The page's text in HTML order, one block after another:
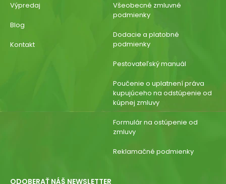
Výpredaj
Blog
Kontakt
Všeobecné zmluvné
podmienky
Dodacie a platobné
podmienky
Pestovateľský manuál
Poučenie o uplatnení práva
kupujúceho na odstúpenie od
kúpnej zmluvy
Formulár na ostúpenie od
zmluvy
Reklamačné podmienky
ODOBERAŤ NÁŠ NEWSLETTER